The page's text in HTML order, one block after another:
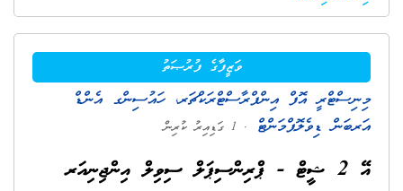
ވަޒީފާގެ ފުރުޞަތު
މިނިސްޓްރީ އޮފް އިންފްރާސްޓްރަކްޗަރ، ހައުސިންގ އެންޑް
އަރބަން ޑިވެލޮޕްމަންޓް
. 1 ގަޑިއިރު ކުރިން
އޭ 2 ޝީޓް - ޕްރިންސިޕަލް ސިވިލް އިންޖިނިއަރ